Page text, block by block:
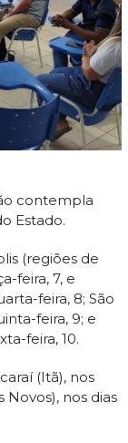
contempla
Estado.
(regiões de
feira, 7, e
feira, 8; São
feira, 9; e
feira, 10.
(Itã), nos
Novos), nos dias